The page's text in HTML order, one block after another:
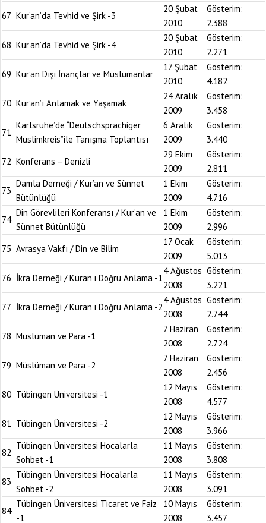
67 Kur’an’da Tevhid ve Şirk -3
20 Şubat
2010
Gösterim:
2.388
68 Kur’an’da Tevhid ve Şirk -4
20 Şubat
2010
Gösterim:
2.271
69 Kur’an Dışı İnançlar ve Müslümanlar
17 Şubat
2010
Gösterim:
4.182
70 Kur’an’ı Anlamak ve Yaşamak
24 Aralık
2009
Gösterim:
3.458
71
Karlsruhe’de “Deutschsprachiger
Muslimkreis”ile Tanışma Toplantısı
6 Aralık
2009
Gösterim:
3.440
72 Konferans – Denizli
29 Ekim
2009
Gösterim:
2.811
73
Damla Derneği / Kur’an ve Sünnet
Bütünlüğü
1 Ekim
2009
Gösterim:
4.716
74
Din Görevlileri Konferansı / Kur’an ve
Sünnet Bütünlüğü
1 Ekim
2009
Gösterim:
2.996
75 Avrasya Vakfı / Din ve Bilim
17 Ocak
2009
Gösterim:
5.013
76 İkra Derneği / Kuran’ı Doğru Anlama -1
4 Ağustos
2008
Gösterim:
3.221
77 İkra Derneği / Kuran’ı Doğru Anlama -2
4 Ağustos
2008
Gösterim:
2.744
78 Müslüman ve Para -1
7 Haziran
2008
Gösterim:
2.724
79 Müslüman ve Para -2
7 Haziran
2008
Gösterim:
2.456
80 Tübingen Üniversitesi -1
12 Mayıs
2008
Gösterim:
4.577
81 Tübingen Üniversitesi -2
12 Mayıs
2008
Gösterim:
3.966
82
Tübingen Üniversitesi Hocalarla
Sohbet -1
11 Mayıs
2008
Gösterim:
3.808
83
Tübingen Üniversitesi Hocalarla
Sohbet -2
11 Mayıs
2008
Gösterim:
3.091
84
Tübingen Üniversitesi Ticaret ve Faiz
-1
10 Mayıs
2008
Gösterim:
3.457